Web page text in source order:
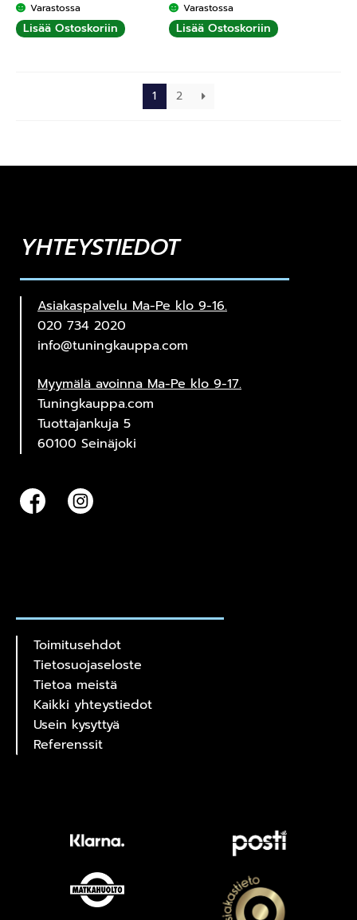
Varastossa
Lisää Ostoskoriin
Varastossa
Lisää Ostoskoriin
1 2
YHTEYSTIEDOT
Asiakaspalvelu Ma-Pe klo 9-16.
020 734 2020
info@tuningkauppa.com
Myymälä avoinna Ma-Pe klo 9-17.
Tuningkauppa.com
Tuottajankuja 5
60100 Seinäjoki
Toimitusehdot
Tietosuojaseloste
Tietoa meistä
Kaikki yhteystiedot
Usein kysyttyä
Referenssit